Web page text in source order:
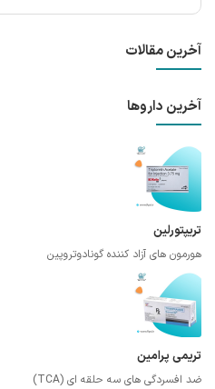
آخرین مقالات
آخرین داروها
تریپتورلین
هورمون های آزاد کننده گونادوتروپین
تریمی پرامین
ضد افسردگی های سه حلقه ای (TCA)